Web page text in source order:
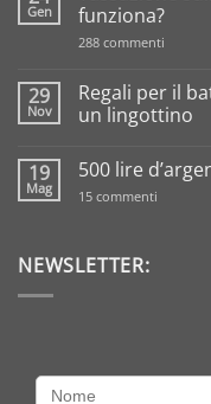
Gen
funziona?
288 commenti
da
come
29
Nov
Regali per il
un lingottino
su
per
oro?
Scegli
19
Mag
500 lire
15 commenti
NEWSLETTER: